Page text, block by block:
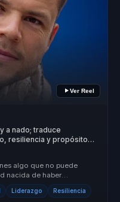
Ver Reel
a nado; traduce
resiliencia y propósito
algo que no puede
nacida de haber
Liderazgo Resiliencia